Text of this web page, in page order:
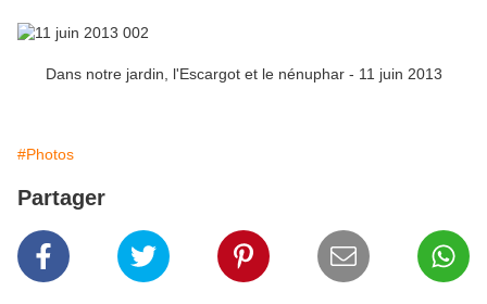
Dans notre jardin, l'Escargot et le nénuphar - 11 juin 2013
#Photos
Partager